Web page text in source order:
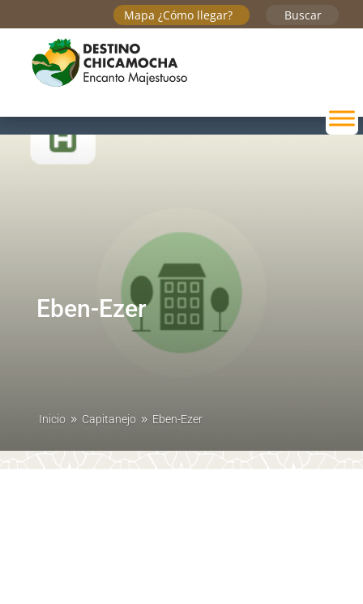
Buscar
Mapa ¿Cómo llegar?
Eben-Ezer
Inicio 9 Capitanejo 9 Eben-Ezer